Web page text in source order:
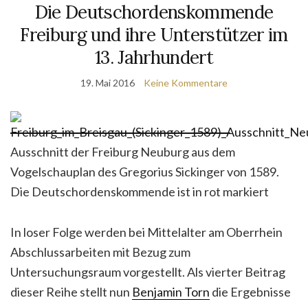
Die Deutschordenskommende
Freiburg und ihre Unterstützer im
13. Jahrhundert
19. Mai 2016 Keine Kommentare
Ausschnitt der Freiburg Neuburg aus dem
Vogelschauplan des Gregorius Sickinger von 1589.
Die Deutschordenskommende ist in rot markiert
In loser Folge werden bei Mittelalter am Oberrhein
Abschlussarbeiten mit Bezug zum
Untersuchungsraum vorgestellt. Als vierter Beitrag
dieser Reihe stellt nun Benjamin Torn die Ergebnisse